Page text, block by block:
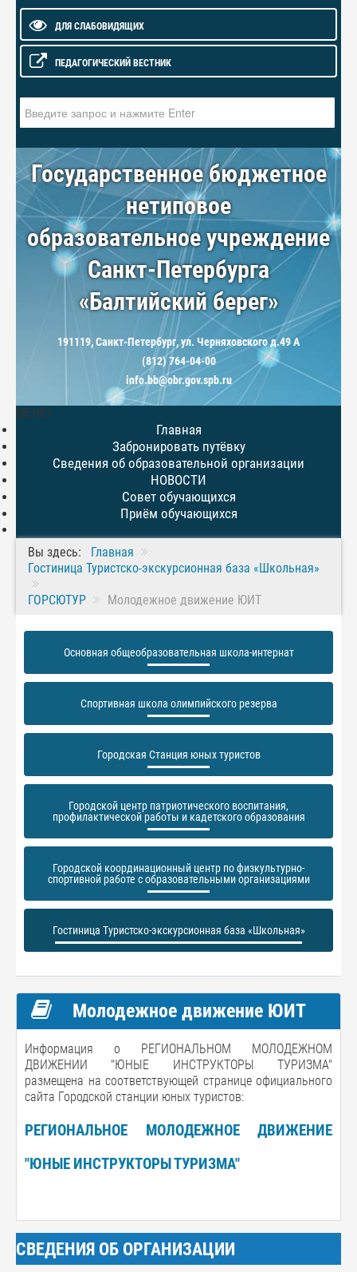
ДЛЯ СЛАБОВИДЯЩИХ
ПЕДАГОГИЧЕСКИЙ ВЕСТНИК
Государственное бюджетное
нетиповое
образовательное учреждение
Санкт-Петербурга
«Балтийский берег»
191119, Санкт-Петербург, ул. Черняховского д.49 А
(812) 764-04-00
info.bb@obr.gov.spb.ru
МЕНЮ
Главная
Забронировать путёвку
Сведения об образовательной организации
НОВОСТИ
Совет обучающихся
Приём обучающихся
Вы здесь:
Главная
Гостиница Туристско-экскурсионная база «Школьная»
ГОРСЮТУР Молодежное движение ЮИТ
Основная общеобразовательная школа-интернат
Спортивная школа олимпийского резерва
Городская Станция юных туристов
Городской центр патриотического воспитания,
профилактической работы и кадетского образования
Городской координационный центр по физкультурно-
спортивной работе с образовательными организациями
Гостиница Туристско-экскурсионная база «Школьная»
Молодежное движение ЮИТ
Информация о РЕГИОНАЛЬНОМ МОЛОДЕЖНОМ
ДВИЖЕНИИ "ЮНЫЕ ИНСТРУКТОРЫ ТУРИЗМА"
размещена на соответствующей странице официального
сайта Городской станции юных туристов:
РЕГИОНАЛЬНОЕ МОЛОДЕЖНОЕ ДВИЖЕНИЕ
"ЮНЫЕ ИНСТРУКТОРЫ ТУРИЗМА"
СВЕДЕНИЯ ОБ ОРГАНИЗАЦИИ